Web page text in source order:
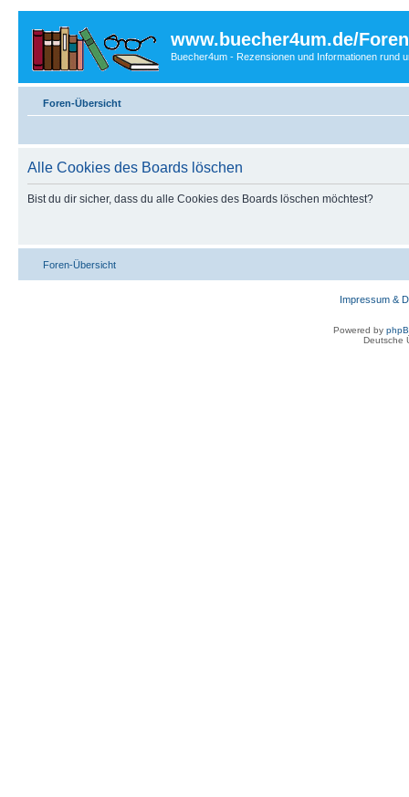
www.buecher4um.de/Foren
Buecher4um - Rezensionen und Informationen rund
Foren-Übersicht
Alle Cookies des Boards löschen
Bist du dir sicher, dass du alle Cookies des Boards löschen möchtest?
Foren-Übersicht
Impressum &
Powered by
Deutsche